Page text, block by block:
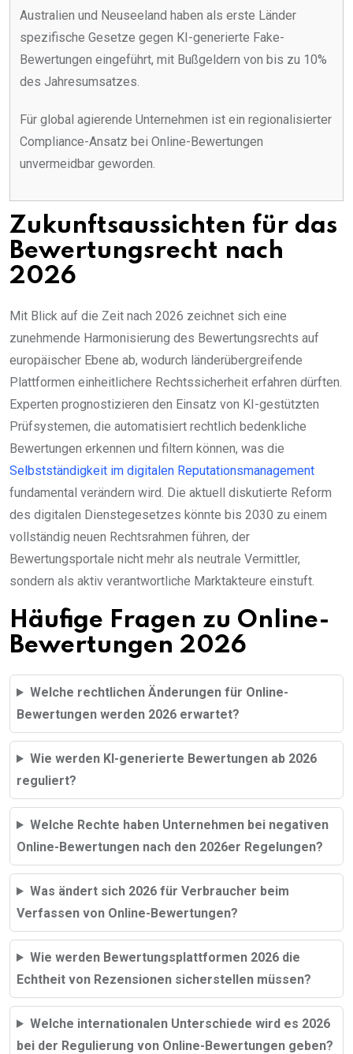
Australien und Neuseeland haben als erste Länder
spezifische Gesetze gegen KI-generierte Fake-
Bewertungen eingeführt, mit Bußgeldern von bis zu 10%
des Jahresumsatzes.
Für global agierende Unternehmen ist ein regionalisierter
Compliance-Ansatz bei Online-Bewertungen
unvermeidbar geworden.
Zukunftsaussichten für das
Bewertungsrecht nach
2026
Mit Blick auf die Zeit nach 2026 zeichnet sich eine
zunehmende Harmonisierung des Bewertungsrechts auf
europäischer Ebene ab, wodurch länderübergreifende
Plattformen einheitlichere Rechtssicherheit erfahren dürften.
Experten prognostizieren den Einsatz von KI-gestützten
Prüfsystemen, die automatisiert rechtlich bedenkliche
Bewertungen erkennen und filtern können, was die
Selbstständigkeit im digitalen Reputationsmanagement
fundamental verändern wird. Die aktuell diskutierte Reform
des digitalen Dienstegesetzes könnte bis 2030 zu einem
vollständig neuen Rechtsrahmen führen, der
Bewertungsportale nicht mehr als neutrale Vermittler,
sondern als aktiv verantwortliche Marktakteure einstuft.
Häufige Fragen zu Online-
Bewertungen 2026
Welche rechtlichen Änderungen für Online-
Bewertungen werden 2026 erwartet?
Wie werden KI-generierte Bewertungen ab 2026
reguliert?
Welche Rechte haben Unternehmen bei negativen
Online-Bewertungen nach den 2026er Regelungen?
Was ändert sich 2026 für Verbraucher beim
Verfassen von Online-Bewertungen?
Wie werden Bewertungsplattformen 2026 die
Echtheit von Rezensionen sicherstellen müssen?
Welche internationalen Unterschiede wird es 2026
bei der Regulierung von Online-Bewertungen geben?